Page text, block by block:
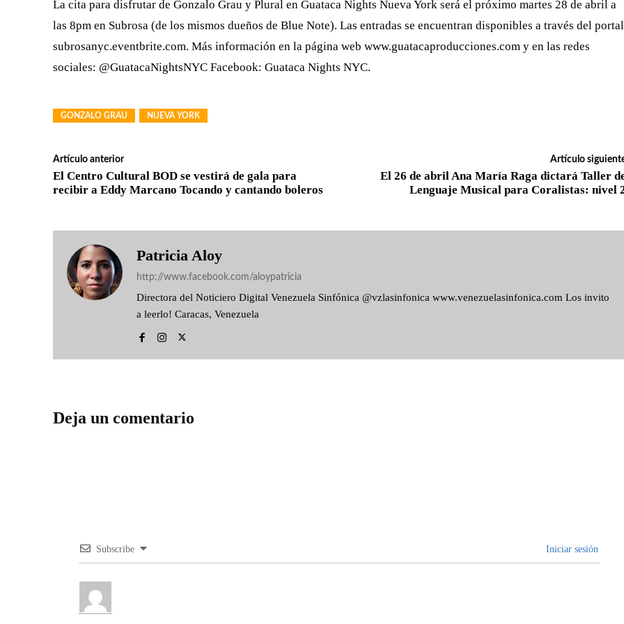
La cita para disfrutar de Gonzalo Grau y Plural en Guataca Nights Nueva York será el próximo martes 28 de abril a
las 8pm en Subrosa (de los mismos dueños de Blue Note). Las entradas se encuentran disponibles a través del portal
subrosanyc.eventbrite.com. Más información en la página web www.guatacaproducciones.com y en las redes
sociales: @GuatacaNightsNYC Facebook: Guataca Nights NYC.
GONZALO GRAU NUEVA YORK
Artículo anterior
El Centro Cultural BOD se vestirá de gala para
recibir a Eddy Marcano Tocando y cantando boleros
Artículo
El 26 de abril Ana María Raga dictará Taller
Lenguaje Musical para Coralistas: nivel
Patricia Aloy
http://www.facebook.com/aloypatricia
Directora del Noticiero Digital Venezuela Sinfónica @vzlasinfonica www.venezuelasinfonica.com Los invito
a leerlo! Caracas, Venezuela
Deja un comentario
Subscribe Iniciar sesión